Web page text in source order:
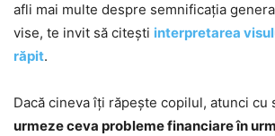
afli mai multe despre semnificația
vise, te invit să citești interpretarea
răpit.
Dacă cineva îți răpește copilul, atunci cu
urmeze ceva probleme financiare în